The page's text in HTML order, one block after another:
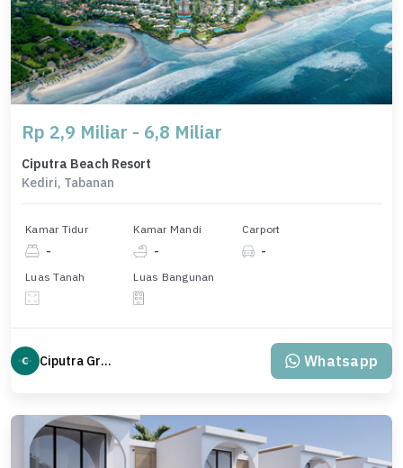
Rp 2,9 Miliar - 6,8 Miliar
Ciputra Beach Resort
Kediri, Tabanan
Kamar Tidur
-
Kamar Mandi
-
Carport
-
Luas Tanah Luas Bangunan
Ciputra Group Whatsapp